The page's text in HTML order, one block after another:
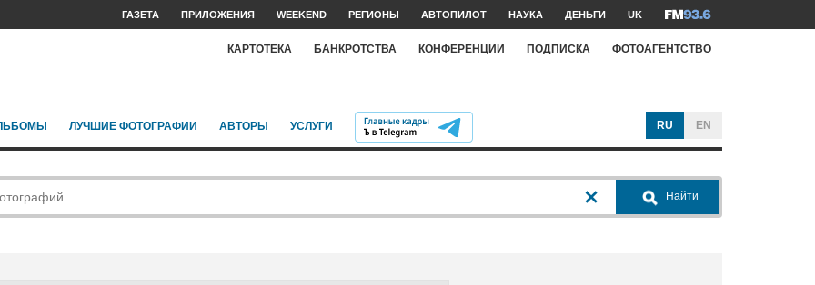
ГАЗЕТА ПРИЛОЖЕНИЯ WEEKEND РЕГИОНЫ АВТОПИЛОТ НАУКА ДЕНЬГИ UK
КАРТОТЕКА БАНКРОТСТВА КОНФЕРЕНЦИИ ПОДПИСКА ФОТОАГЕНТСТВО
ЛУЧШИЕ ФОТОГРАФИИ АВТОРЫ УСЛУГИ RU EN
Найти